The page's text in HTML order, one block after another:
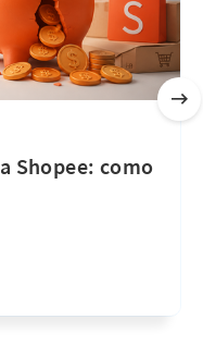
Shopee: como